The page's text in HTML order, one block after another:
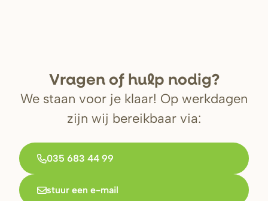
Vragen of hulp nodig?
We staan voor je klaar! Op werkdagen
zijn wij bereikbaar via:
035 683 44 99
stuur een e-mail